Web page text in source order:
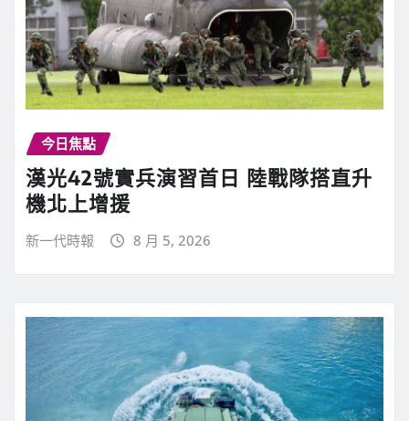
今日焦點
漢光42號實兵演習首日 陸戰隊搭直升
機北上增援
新一代時報 8 月 5, 2026